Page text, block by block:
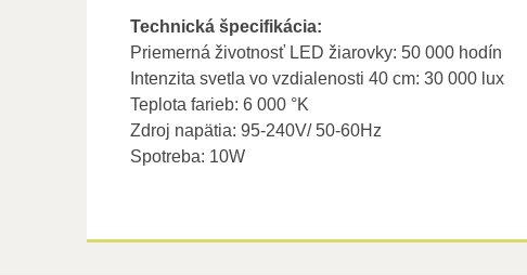
Technická špecifikácia:
Priemerná životnosť LED žiarovky: 50 000 hodín
Intenzita svetla vo vzdialenosti 40 cm: 30 000 lux
Teplota farieb: 6 000 °K
Zdroj napätia: 95-240V/ 50-60Hz
Spotreba: 10W